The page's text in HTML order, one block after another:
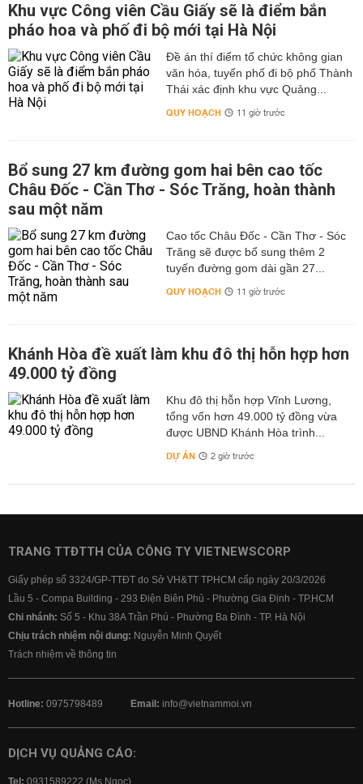
Khu vực Công viên Cầu Giấy sẽ là điểm bắn
pháo hoa và phố đi bộ mới tại Hà Nội
Đề án thí điểm tổ chức không gian
văn hóa, tuyến phố đi bộ phố Thành
Thái xác định khu vực Quảng...
QUY HOẠCH 11 giờ trước
Bổ sung 27 km đường gom hai bên cao tốc
Châu Đốc - Cần Thơ - Sóc Trăng, hoàn thành
sau một năm
Cao tốc Châu Đốc - Cần Thơ - Sóc
Trăng sẽ được bổ sung thêm 2
tuyến đường gom dài gần 27...
QUY HOẠCH 11 giờ trước
Khánh Hòa đề xuất làm khu đô thị hỗn hợp hơn
49.000 tỷ đồng
Khu đô thị hỗn hợp Vĩnh Lương,
tổng vốn hơn 49.000 tỷ đồng vừa
được UBND Khánh Hòa trình...
DỰ ÁN 2 giờ trước
TRANG TTĐTTH CỦA CÔNG TY VIETNEWSCORP
Giấy phép số 3324/GP-TTĐT do Sở VH&TT TPHCM cấp ngày 20/3/2026
Lầu 5 - Compa Building - 293 Điện Biên Phủ - Phường Gia Định - TP.HCM
Chi nhánh: Số 5 - Khu 38A Trần Phú - Phường Ba Đình - TP. Hà Nội
Chịu trách nhiệm nội dung: Nguyễn Minh Quyết
Trách nhiệm về thông tin
Hotline: 0975798489 Email: info@vietnammoi.vn
DỊCH VỤ QUẢNG CÁO:
Tel: 0931589222 (Ms Ngọc)